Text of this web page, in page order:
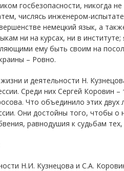
госбезопасности, никогда
числясь инженером-
немецкий язык, а
ни на курсах, ни в
ему быть своим на
– Ровно.
и деятельности Н.
Среди них Сергей Коровин –
Что объединило этих
Они достойны того, чтобы
равнодушия к судьбам
Н.И. Кузнецова и С.А.